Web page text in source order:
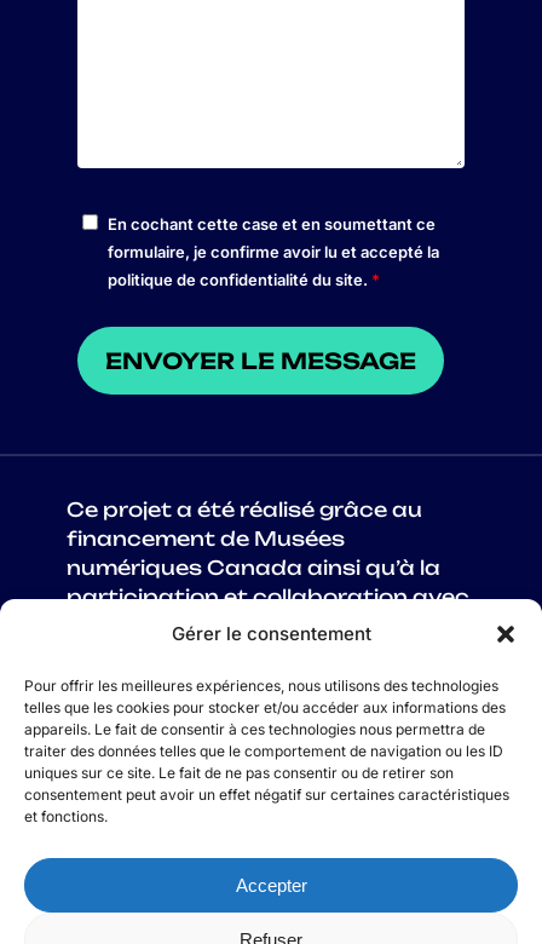
Gérer le consentement
Pour offrir les meilleures expériences, nous utilisons des technologies
telles que les cookies pour stocker et/ou accéder aux informations des
appareils. Le fait de consentir à ces technologies nous permettra de
traiter des données telles que le comportement de navigation ou les ID
uniques sur ce site. Le fait de ne pas consentir ou de retirer son
consentement peut avoir un effet négatif sur certaines caractéristiques
et fonctions.
Accepter
Refuser
En cochant cette case et en soumettant ce
formulaire, je confirme avoir lu et accepté la
politique de confidentialité du site. *
Ce projet a été réalisé grâce au
financement de Musées
numériques Canada ainsi qu’à la
participation et collaboration avec
l’Université Laval.
À PROPOS
CRÉDITS
NOUS JOINDRE
RESSOURCES